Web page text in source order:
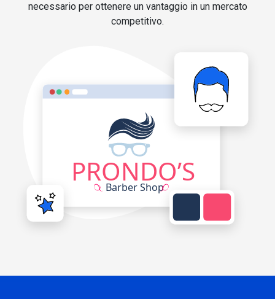
necessario per ottenere un vantaggio in un mercato
competitivo.